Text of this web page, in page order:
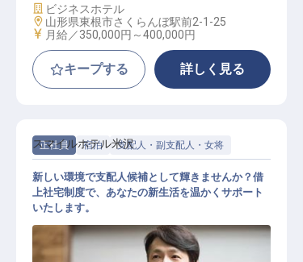
施設業態
ビジネスホテル
勤務地
山形県東根市さくらんぼ駅前2-1-25
給与
月給／350,000円～400,000円
キープする 詳しく見る
正社員 宿泊 支配人・副支配人・女将
スマイルホテル米沢
新しい環境で支配人候補として輝きませんか？借
上社宅制度で、あなたの新生活を温かくサポート
いたします。